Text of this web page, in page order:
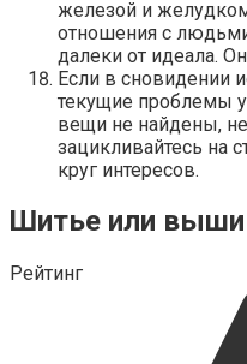
железой и
отношения с
далеки от идеала.
Если в сновидении
текущие проблемы
вещи не найдены, не
зацикливайтесь на
круг интересов.
Шитье или
Рейтинг